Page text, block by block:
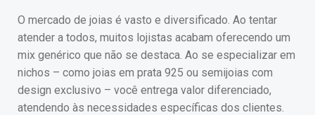
O mercado de joias é vasto e diversificado. Ao tentar
atender a todos, muitos lojistas acabam oferecendo um
mix genérico que não se destaca. Ao se especializar em
nichos – como joias em prata 925 ou semijoias com
design exclusivo – você entrega valor diferenciado,
atendendo às necessidades específicas dos clientes.